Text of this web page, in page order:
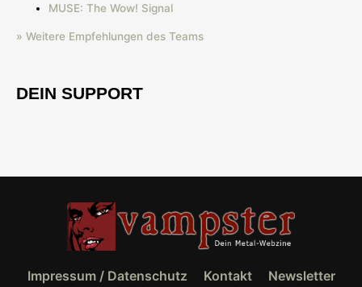
MUSE: The Wow! Signal
» Weitere Empfehlungen des Teams
DEIN SUPPORT
Impressum / Datenschutz Kontakt Newsletter